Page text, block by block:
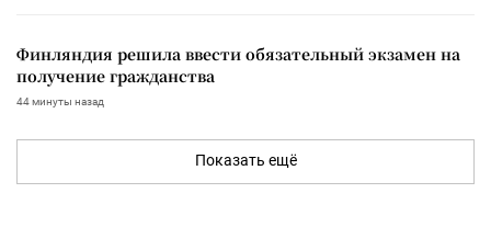
Финляндия решила ввести обязательный экзамен на
получение гражданства
44 минуты назад
Показать ещё